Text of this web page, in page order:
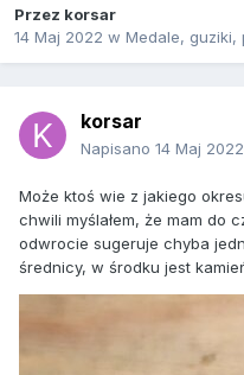
Przez korsar
14 Maj 2022 w Medale, guziki,
korsar
Napisano 14 Maj 2022
Może ktoś wie z jakiego
chwili myślałem, że mam do
odwrocie sugeruje chyba
średnicy, w środku jest